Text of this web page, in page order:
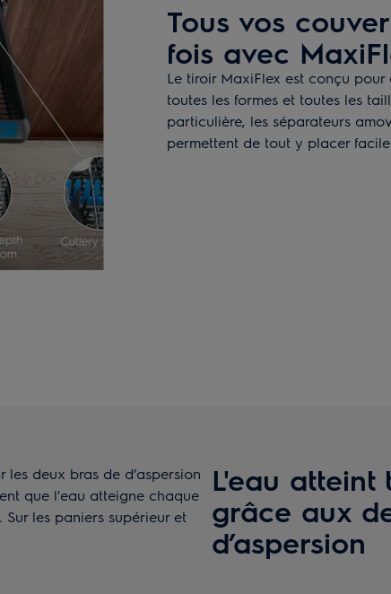
Tous vos
fois avec
Le tiroir MaxiFlex est conçu
toutes les formes et toutes les
particulière, les séparateurs
permettent de tout y placer
L'eau atteint
grâce aux
d’aspersion
deux bras de d’aspersion
que l'eau atteigne chaque
les paniers supérieur et